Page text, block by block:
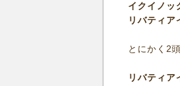
イクイノッ
リバティア
とにかく2
リバティア